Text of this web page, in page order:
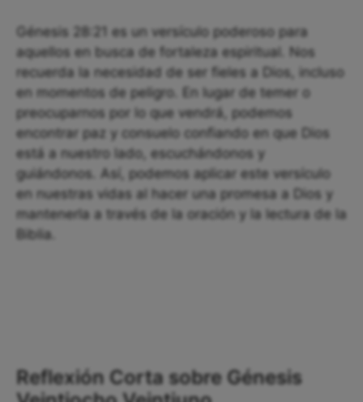
Génesis 28:21 es un versículo poderoso para
aquellos en busca de fortaleza espiritual. Nos
recuerda la necesidad de ser fieles a Dios, incluso
en momentos de peligro. En lugar de temer o
preocuparnos por lo que vendrá, podemos
encontrar paz y consuelo confiando en que Dios
está a nuestro lado, escuchándonos y
guiándonos. Así, podemos aplicar este versículo
en nuestras vidas al hacer una promesa a Dios y
mantenerla a través de la oración y la lectura de la
Biblia.
Reflexión Corta sobre Génesis